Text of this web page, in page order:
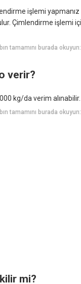
işlemi
Çimlendirme işlemi
tamamını burada
verir?
kg/da verim alınabilir.
tamamını burada
mi?